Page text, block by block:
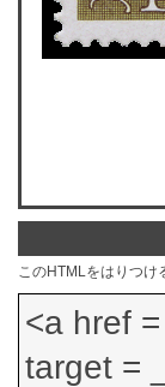
このHTMLをはりつけ